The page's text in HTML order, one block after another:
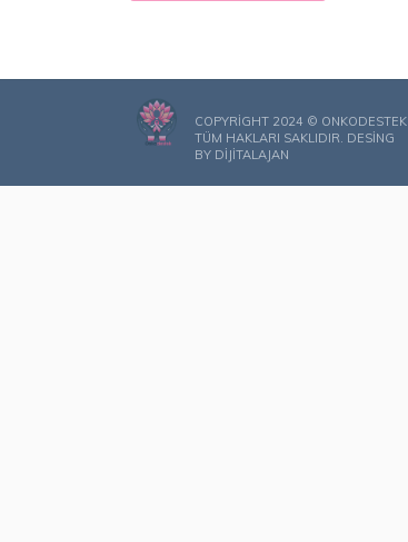
COPYRIGHT 2024 © ONKODESTEK
TÜM HAKLARI SAKLIDIR. DESING
BY DIJITALAJAN